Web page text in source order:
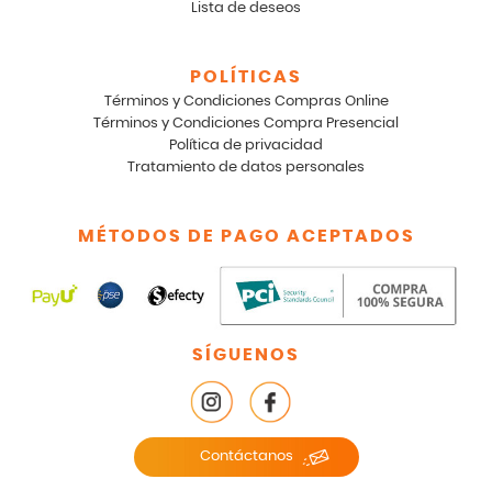
Lista de deseos
POLÍTICAS
Términos y Condiciones Compras Online
Términos y Condiciones Compra Presencial
Política de privacidad
Tratamiento de datos personales
MÉTODOS DE PAGO ACEPTADOS
SÍGUENOS
Contáctanos